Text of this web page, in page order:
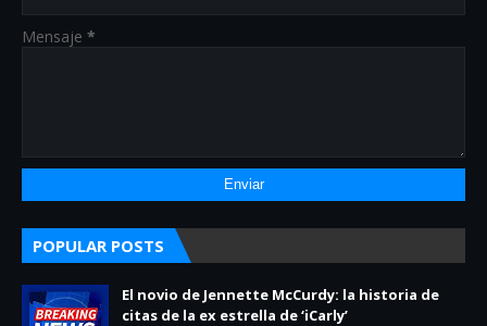
Mensaje *
POPULAR POSTS
El novio de Jennette McCurdy: la historia de
citas de la ex estrella de ‘iCarly’